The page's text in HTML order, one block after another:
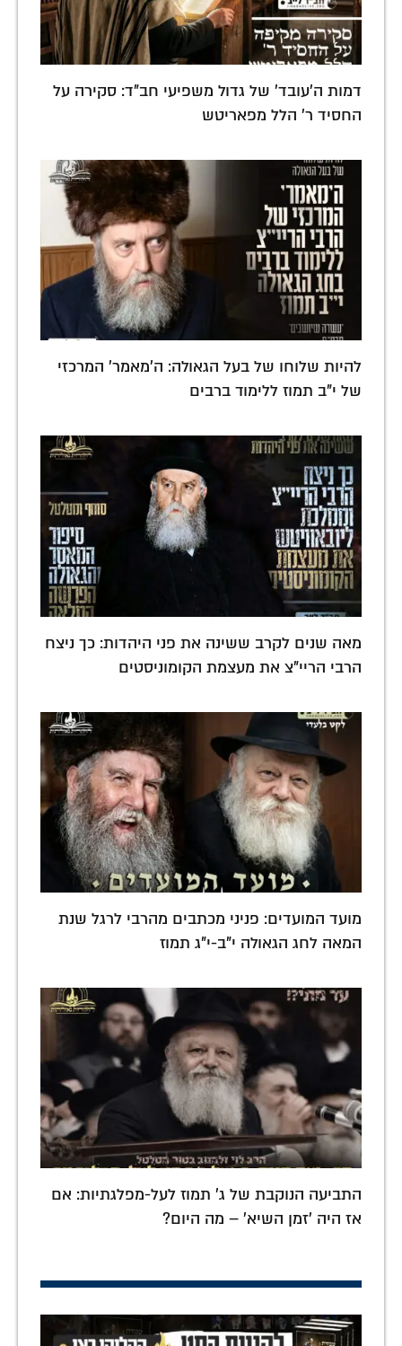
דמות ה'עובד' של גדול משפיעי חב"ד: סקירה על
החסיד ר' הלל מפאריטש
להיות שלוחו של בעל הגאולה: ה'מאמר' המרכזי
של י"ב תמוז ללימוד ברבים
מאה שנים לקרב ששינה את פני היהדות: כך ניצח
הרבי הריי"צ את מעצמת הקומוניסטים
מועד המועדים: פניני מכתבים מהרבי לרגל שנת
המאה לחג הגאולה י"ב-י"ג תמוז
התביעה הנוקבת של ג' תמוז לעל-מפלגתיות: אם
אז היה 'זמן השיא' – מה היום?